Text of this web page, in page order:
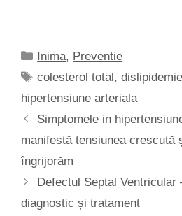
Categorii
Inima, Preventie
Etichete
colesterol total ,dislipidemie
hipertensiune arteriala
Simptomele in
manifestă tensiunea crescută
îngrijorăm
Defectul Septal
diagnostic și tratament